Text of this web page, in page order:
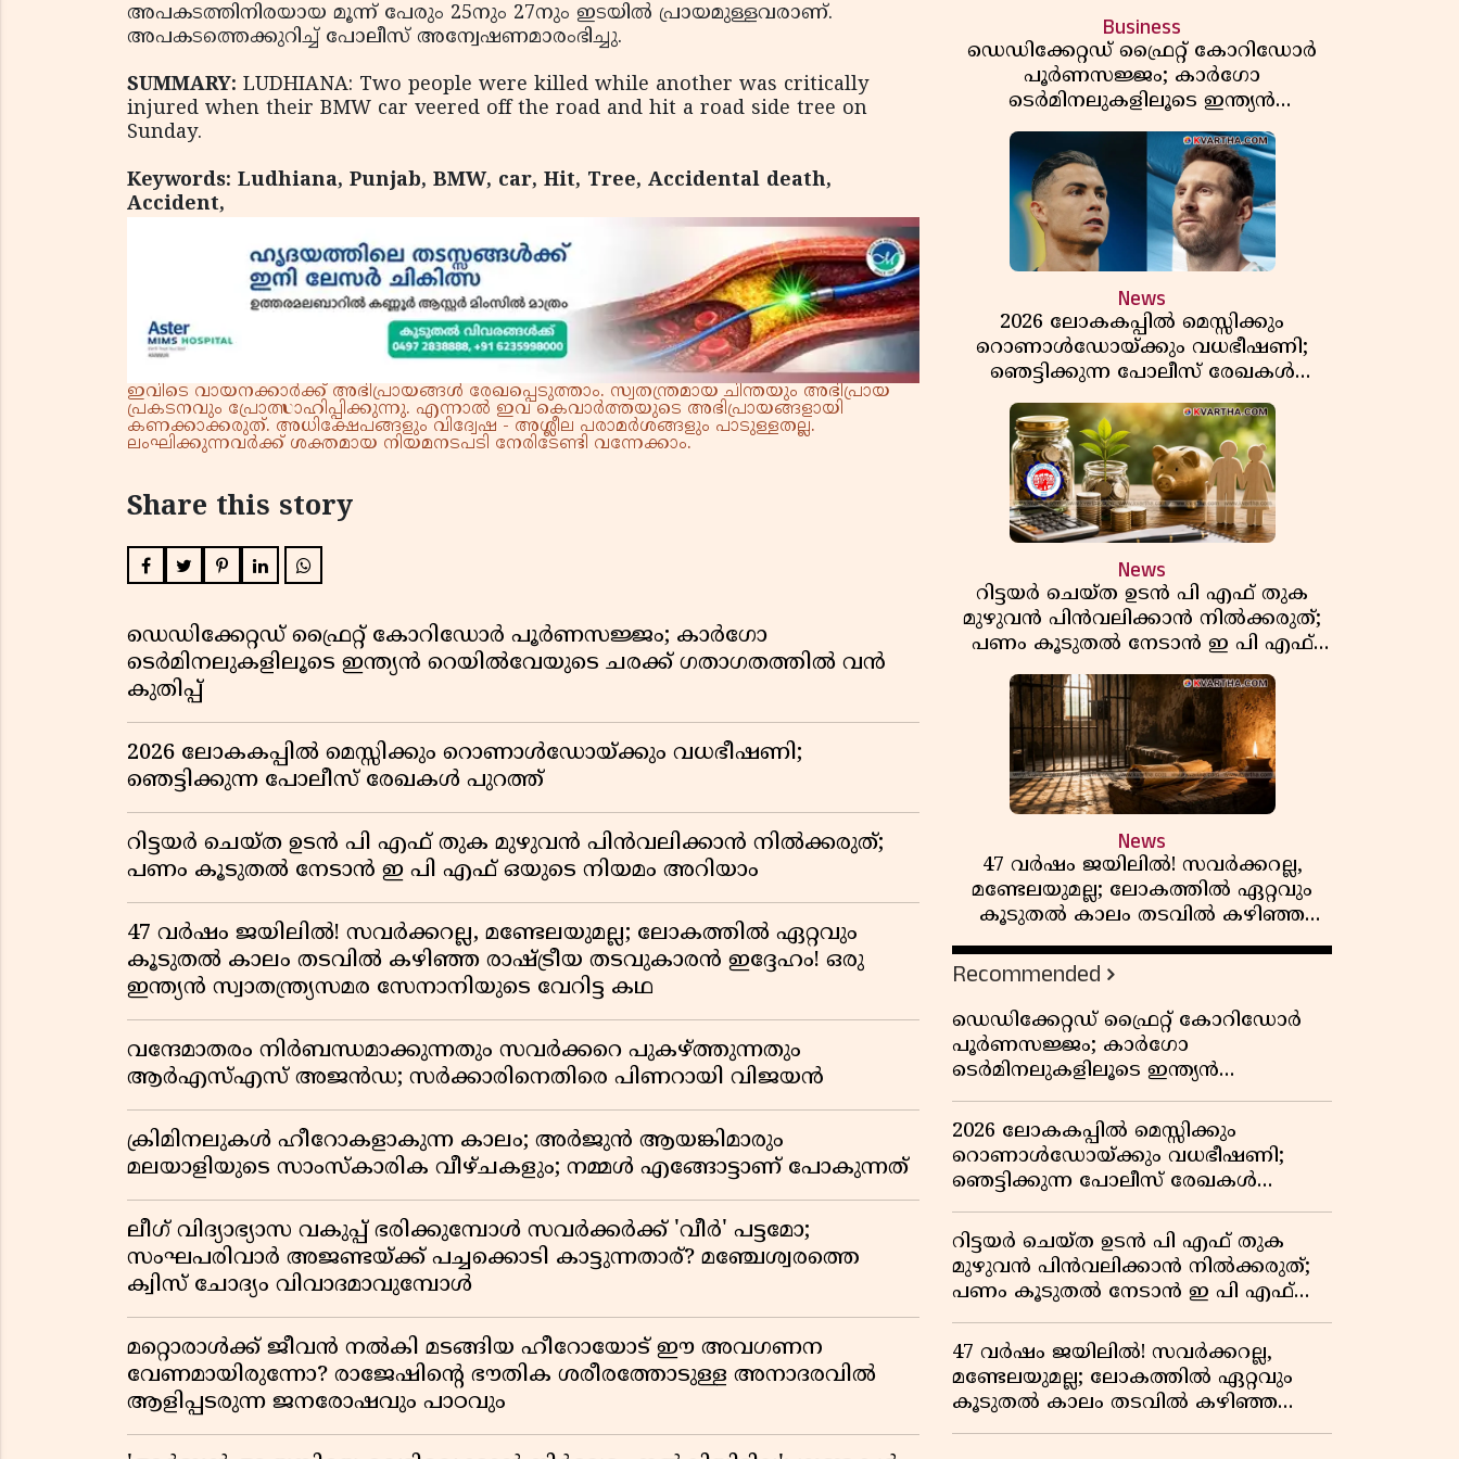
അപകടത്തിനിരയായ മൂന്ന് പേരും 25നും 27നും ഇടയില്‍ പ്രായമുള്ളവരാണ്.
അപകടത്തെക്കുറിച്ച് പോലീസ് അന്വേഷണമാരംഭിച്ചു.
SUMMARY: LUDHIANA: Two people were killed while another was critically
injured when their BMW car veered off the road and hit a road side tree on
Sunday.
Keywords: Ludhiana, Punjab, BMW, car, Hit, Tree, Accidental death,
Accident,
ഇവിടെ വായനക്കാർക്ക് അഭിപ്രായങ്ങൾ രേഖപ്പെടുത്താം. സ്വതന്ത്രമായ ചിന്തയും അഭിപ്രായ
പ്രകടനവും പ്രോത്സാഹിപ്പിക്കുന്നു. എന്നാൽ ഇവ കെവാർത്തയുടെ അഭിപ്രായങ്ങളായി
കണക്കാക്കരുത്. അധിക്ഷേപങ്ങളും വിദ്വേഷ - അശ്ലീല പരാമർശങ്ങളും പാടുള്ളതല്ല.
ലംഘിക്കുന്നവർക്ക് ശക്തമായ നിയമനടപടി നേരിടേണ്ടി വന്നേക്കാം.
Share this story
ഡെഡിക്കേറ്റഡ് ഫ്രൈറ്റ് കോറിഡോർ പൂർണസജ്ജം; കാർഗോ
ടെർമിനലുകളിലൂടെ ഇന്ത്യൻ റെയിൽവേയുടെ ചരക്ക് ഗതാഗതത്തിൽ വൻ
കുതിപ്പ്
2026 ലോകകപ്പിൽ മെസ്സിക്കും റൊണാൾഡോയ്ക്കും വധഭീഷണി;
ഞെട്ടിക്കുന്ന പോലീസ് രേഖകൾ പുറത്ത്
റിട്ടയർ ചെയ്ത ഉടൻ പി എഫ് തുക മുഴുവൻ പിൻവലിക്കാൻ നിൽക്കരുത്;
പണം കൂടുതൽ നേടാൻ ഇ പി എഫ് ഒയുടെ നിയമം അറിയാം
47 വർഷം ജയിലിൽ! സവർക്കറല്ല, മണ്ടേലയുമല്ല; ലോകത്തിൽ ഏറ്റവും
കൂടുതൽ കാലം തടവിൽ കഴിഞ്ഞ രാഷ്ട്രീയ തടവുകാരൻ ഇദ്ദേഹം! ഒരു
ഇന്ത്യൻ സ്വാതന്ത്ര്യസമര സേനാനിയുടെ വേറിട്ട കഥ
വന്ദേമാതരം നിർബന്ധമാക്കുന്നതും സവർക്കറെ പുകഴ്ത്തുന്നതും
ആർഎസ്എസ് അജൻഡ; സർക്കാരിനെതിരെ പിണറായി വിജയൻ
ക്രിമിനലുകൾ ഹീറോകളാകുന്ന കാലം; അർജുൻ ആയങ്കിമാരും
മലയാളിയുടെ സാംസ്കാരിക വീഴ്ചകളും; നമ്മൾ എങ്ങോട്ടാണ് പോകുന്നത്
ലീഗ് വിദ്യാഭ്യാസ വകുപ്പ് ഭരിക്കുമ്പോൾ സവർക്കർക്ക് 'വീർ' പട്ടമോ;
സംഘപരിവാർ അജണ്ടയ്ക്ക് പച്ചക്കൊടി കാട്ടുന്നതാര്? മഞ്ചേശ്വരത്തെ
ക്വിസ് ചോദ്യം വിവാദമാവുമ്പോൾ
മറ്റൊരാൾക്ക് ജീവൻ നൽകി മടങ്ങിയ ഹീറോയോട് ഈ അവഗണന
വേണമായിരുന്നോ? രാജേഷിൻ്റെ ഭൗതിക ശരീരത്തോടുള്ള അനാദരവിൽ
ആളിപ്പടരുന്ന ജനരോഷവും പാഠവും
Business
ഡെഡിക്കേറ്റഡ് ഫ്രൈറ്റ് കോറിഡോർ
പൂർണസജ്ജം; കാർഗോ
ടെർമിനലുകളിലൂടെ ഇന്ത്യൻ
റെയിൽവേയുടെ ചരക്ക് ഗതാഗതത്തിൽ
വൻ കുതിപ്പ്
News
2026 ലോകകപ്പിൽ മെസ്സിക്കും
റൊണാൾഡോയ്ക്കും വധഭീഷണി;
ഞെട്ടിക്കുന്ന പോലീസ് രേഖകൾ
പുറത്ത്
News
റിട്ടയർ ചെയ്ത ഉടൻ പി എഫ് തുക
മുഴുവൻ പിൻവലിക്കാൻ നിൽക്കരുത്;
പണം കൂടുതൽ നേടാൻ ഇ പി എഫ്
ഒയുടെ നിയമം അറിയാം
News
47 വർഷം ജയിലിൽ! സവർക്കറല്ല,
മണ്ടേലയുമല്ല; ലോകത്തിൽ ഏറ്റവും
കൂടുതൽ കാലം തടവിൽ കഴിഞ്ഞ
രാഷ്ട്രീയ തടവുകാരൻ ഇദ്ദേഹം! ഒരു
ഇന്ത്യൻ സ്വാതന്ത്ര്യസമര സേനാനിയുടെ
വേറിട്ട കഥ
Recommended
ഡെഡിക്കേറ്റഡ് ഫ്രൈറ്റ് കോറിഡോർ
പൂർണസജ്ജം; കാർഗോ
ടെർമിനലുകളിലൂടെ ഇന്ത്യൻ
റെയിൽവേയുടെ ചരക്ക് ഗതാഗതത്തിൽ
വൻ കുതിപ്പ്
2026 ലോകകപ്പിൽ മെസ്സിക്കും
റൊണാൾഡോയ്ക്കും വധഭീഷണി;
ഞെട്ടിക്കുന്ന പോലീസ് രേഖകൾ
പുറത്ത്
റിട്ടയർ ചെയ്ത ഉടൻ പി എഫ് തുക
മുഴുവൻ പിൻവലിക്കാൻ നിൽക്കരുത്;
പണം കൂടുതൽ നേടാൻ ഇ പി എഫ്
ഒയുടെ നിയമം അറിയാം
47 വർഷം ജയിലിൽ! സവർക്കറല്ല,
മണ്ടേലയുമല്ല; ലോകത്തിൽ ഏറ്റവും
കൂടുതൽ കാലം തടവിൽ കഴിഞ്ഞ
രാഷ്ട്രീയ തടവുകാരൻ ഇദ്ദേഹം! ഒരു